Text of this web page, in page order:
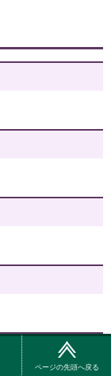
ページの先頭へ戻る